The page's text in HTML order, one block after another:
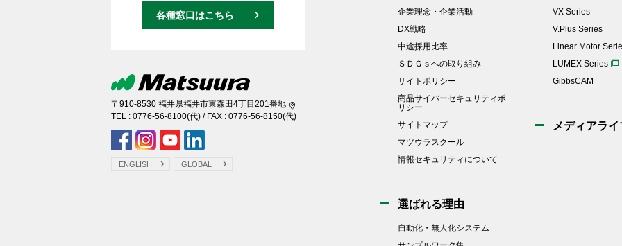
各種窓口はこちら
〒910-8530 福井県福井市東森田4丁目201番地
TEL : 0776-56-8100(代) / FAX : 0776-56-8150(代)
ENGLISH GLOBAL
企業理念・企業活動
DX戦略
中途採用比率
ＳＤＧｓへの取り組み
サイトポリシー
商品サイバーセキュリティポ
リシー
サイトマップ
マツウラスクール
情報セキュリティについて
選ばれる理由
自動化・無人化システム
VX Series
V.Plus Series
Linear Motor
LUMEX Series
GibbsCAM
メディアラ